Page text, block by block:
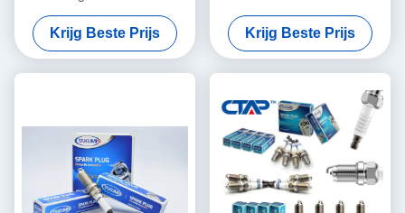
Platinaelektrode
Krijg Beste Prijs
MA20PR-U
Krijg Beste Prijs